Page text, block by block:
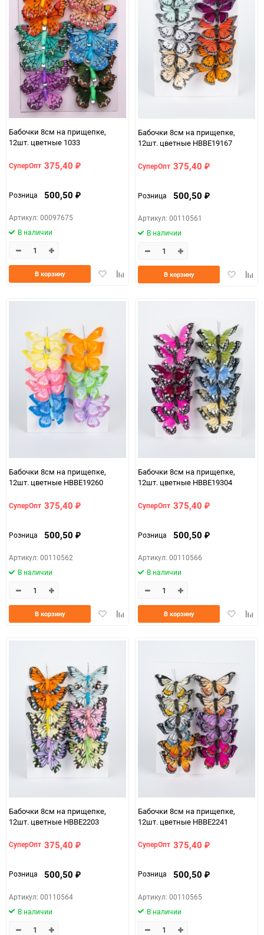
Бабочки 8см на прищепке,
12шт. цветные 1033
СуперОпт 375,40 ₽
Розница 500,50 ₽
Артикул: 00097675
В наличии
ДобавитьДобавить
В корзину
Бабочки 8см на прищепке,
12шт. цветные HBBE19167
СуперОпт 375,40 ₽
Розница 500,50 ₽
Артикул: 00110561
В наличии
Добавить
В корзину
Бабочки 8см на прищепке,
12шт. цветные HBBE19260
СуперОпт 375,40 ₽
Розница 500,50 ₽
Артикул: 00110562
В наличии
ДобавитьДобавить
В корзину
Бабочки 8см на прищепке,
12шт. цветные HBBE19304
СуперОпт 375,40 ₽
Розница 500,50 ₽
Артикул: 00110566
В наличии
Добавить
В корзину
Бабочки 8см на прищепке,
12шт. цветные HBBE2203
СуперОпт 375,40 ₽
Розница 500,50 ₽
Артикул: 00110564
В наличии
Бабочки 8см на прищепке,
12шт. цветные HBBE2241
СуперОпт 375,40 ₽
Розница 500,50 ₽
Артикул: 00110565
В наличии